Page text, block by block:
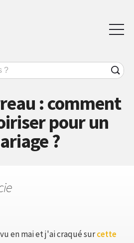
: comment
pour un
?
en mai et j'ai craqué surcette